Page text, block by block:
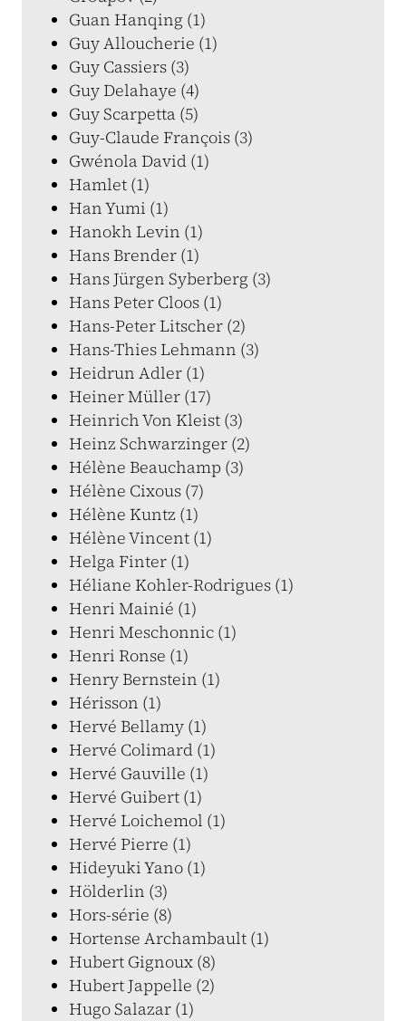
Guan Hanqing (1)
Guy Alloucherie (1)
Guy Cassiers (3)
Guy Delahaye (4)
Guy Scarpetta (5)
Guy-Claude François (3)
Gwénola David (1)
Hamlet (1)
Han Yumi (1)
Hanokh Levin (1)
Hans Brender (1)
Hans Jürgen Syberberg (3)
Hans Peter Cloos (1)
Hans-Peter Litscher (2)
Hans-Thies Lehmann (3)
Heidrun Adler (1)
Heiner Müller (17)
Heinrich Von Kleist (3)
Heinz Schwarzinger (2)
Hélène Beauchamp (3)
Hélène Cixous (7)
Hélène Kuntz (1)
Hélène Vincent (1)
Helga Finter (1)
Héliane Kohler-Rodrigues (1)
Henri Mainié (1)
Henri Meschonnic (1)
Henri Ronse (1)
Henry Bernstein (1)
Hérisson (1)
Hervé Bellamy (1)
Hervé Colimard (1)
Hervé Gauville (1)
Hervé Guibert (1)
Hervé Loichemol (1)
Hervé Pierre (1)
Hideyuki Yano (1)
Hölderlin (3)
Hors-série (8)
Hortense Archambault (1)
Hubert Gignoux (8)
Hubert Jappelle (2)
Hugo Salazar (1)